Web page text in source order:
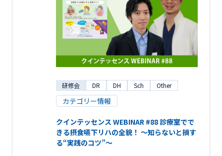
研修会 DR DH Sch Other
カテゴリー情報
クインテッセンス WEBINAR #88 診療室でで
きる摂食嚥下リハの全貌！ ～知らないと損す
る“実践のコツ”～